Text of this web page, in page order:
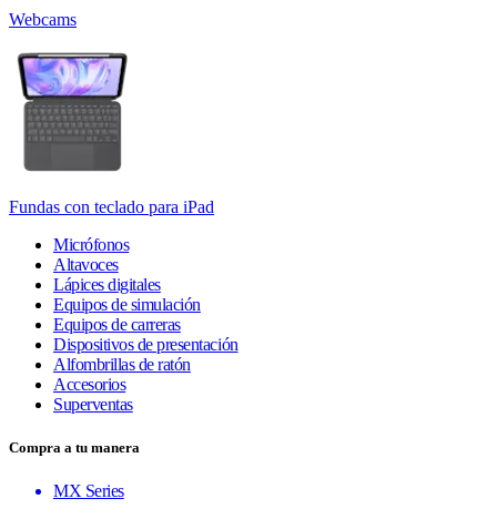
Webcams
Fundas con teclado para iPad
Micrófonos
Altavoces
Lápices digitales
Equipos de simulación
Equipos de carreras
Dispositivos de presentación
Alfombrillas de ratón
Accesorios
Superventas
Compra a tu manera
MX Series